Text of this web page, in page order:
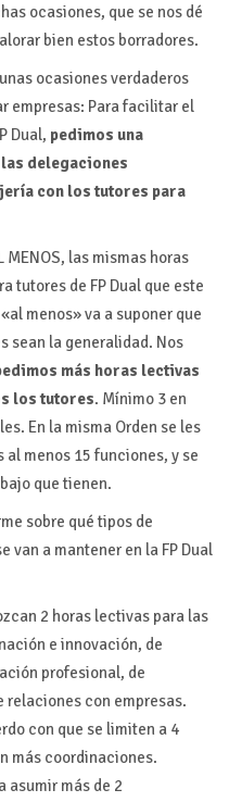
ocasiones, que se nos dé
bien estos borradores.
ocasiones verdaderos
empresas: Para facilitar el
Dual, pedimos una
delegaciones
con los tutores para
MENOS, las mismas horas
tutores de FP Dual que este
menos» va a suponer que
sean la generalidad. Nos
más horas lectivas
los tutores. Mínimo 3 en
En la misma Orden se les
menos 15 funciones, y se
que tienen.
sobre qué tipos de
van a mantener en la FP Dual
2 horas lectivas para las
e innovación, de
profesional, de
con empresas.
con que se limiten a 4
más coordinaciones.
asumir más de 2